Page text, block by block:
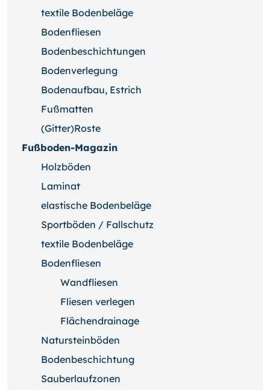
textile Bodenbeläge
Bodenfliesen
Bodenbeschichtungen
Bodenverlegung
Bodenaufbau, Estrich
Fußmatten
(Gitter)Roste
Fußboden-Magazin
Holzböden
Laminat
elastische Bodenbeläge
Sportböden / Fallschutz
textile Bodenbeläge
Bodenfliesen
Wandfliesen
Fliesen verlegen
Flächendrainage
Natursteinböden
Bodenbeschichtung
Sauberlaufzonen